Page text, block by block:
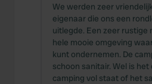
We werden zeer
eigenaar die ons een
uitlegde. Een zeer rustige
hele mooie omgeving
kunt ondernemen. De
schoon sanitair. Wel is
camping vol staat of het